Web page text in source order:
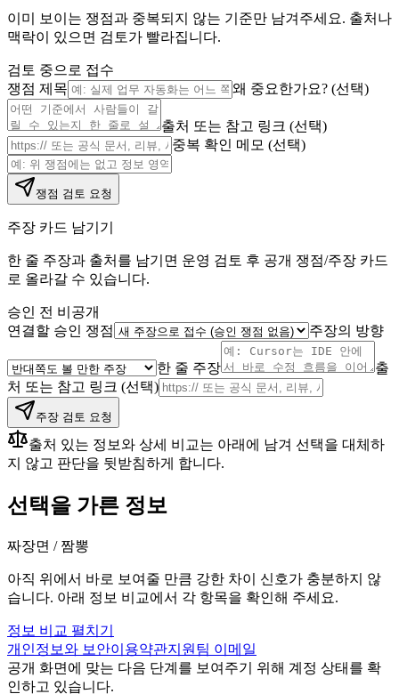
이미 보이는 쟁점과 중복되지 않는 기준만 남겨주세요. 출처나
맥락이 있으면 검토가 빨라집니다.
검토 중으로 접수
쟁점 제목
왜 중요한가요? (선택)
출처 또는 참고 링크 (선택)
중복 확인 메모 (선택)
쟁점 검토 요청
주장 카드 남기기
한 줄 주장과 출처를 남기면 운영 검토 후 공개 쟁점/주장 카드
로 올라갈 수 있습니다.
승인 전 비공개
연결할 승인 쟁점
주장의 방향
한 줄 주장
출
처 또는 참고 링크 (선택)
주장 검토 요청
출처 있는 정보와 상세 비교는 아래에 남겨 선택을 대체하
지 않고 판단을 뒷받침하게 합니다.
선택을 가른 정보
짜장면 / 짬뽕
아직 위에서 바로 보여줄 만큼 강한 차이 신호가 충분하지 않
습니다. 아래 정보 비교에서 각 항목을 확인해 주세요.
정보 비교 펼치기
개인정보와 보안이용약관지원팀 이메일
공개 화면에 맞는 다음 단계를 보여주기 위해 계정 상태를 확
인하고 있습니다.